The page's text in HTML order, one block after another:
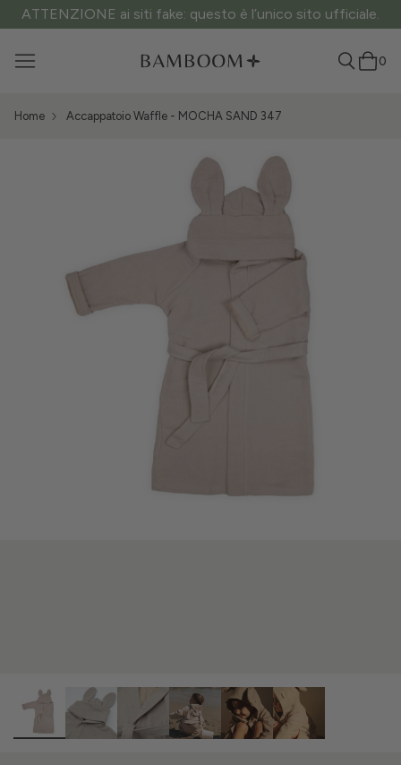
ATTENZIONE ai siti fake: questo è l’unico sito ufficiale.
0
Home Accappatoio Waffle - MOCHA SAND 347